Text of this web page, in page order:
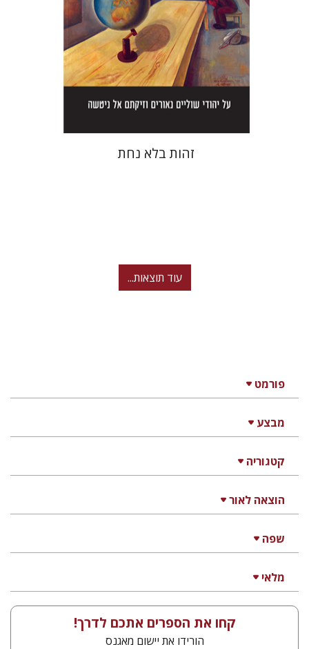
פורמט
מבצע
קטגוריה
הוצאה לאור
שפה
מלאי
הנחת אתר ספר מודפס
$42
$38
זהות בלא נחת
עוד תוצאות...
קחו את הספרים אתכם לדרך!
הורידו את יישום מאגנס